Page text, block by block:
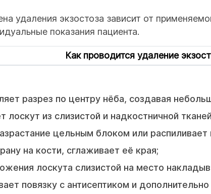
удаления экзостоза зависит от
показания пациента.
Как проводится удаление
разрез по центру нёба, создавая
лоскут из слизистой и надкостничной
цельным блоком или распиливает
на кости, сглаживает её края;
лоскута слизистой на место
повязку с антисептиком и